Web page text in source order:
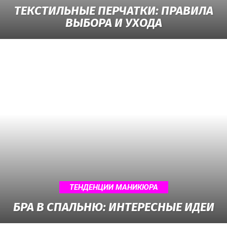
ТЕКСТИЛЬНЫЕ ПЕРЧАТКИ: ПРАВИЛА
ВЫБОРА И УХОДА
ТЕНДЕНЦИИ МАНИКЮРА
БРА В СПАЛЬНЮ: ИНТЕРЕСНЫЕ ИДЕИ